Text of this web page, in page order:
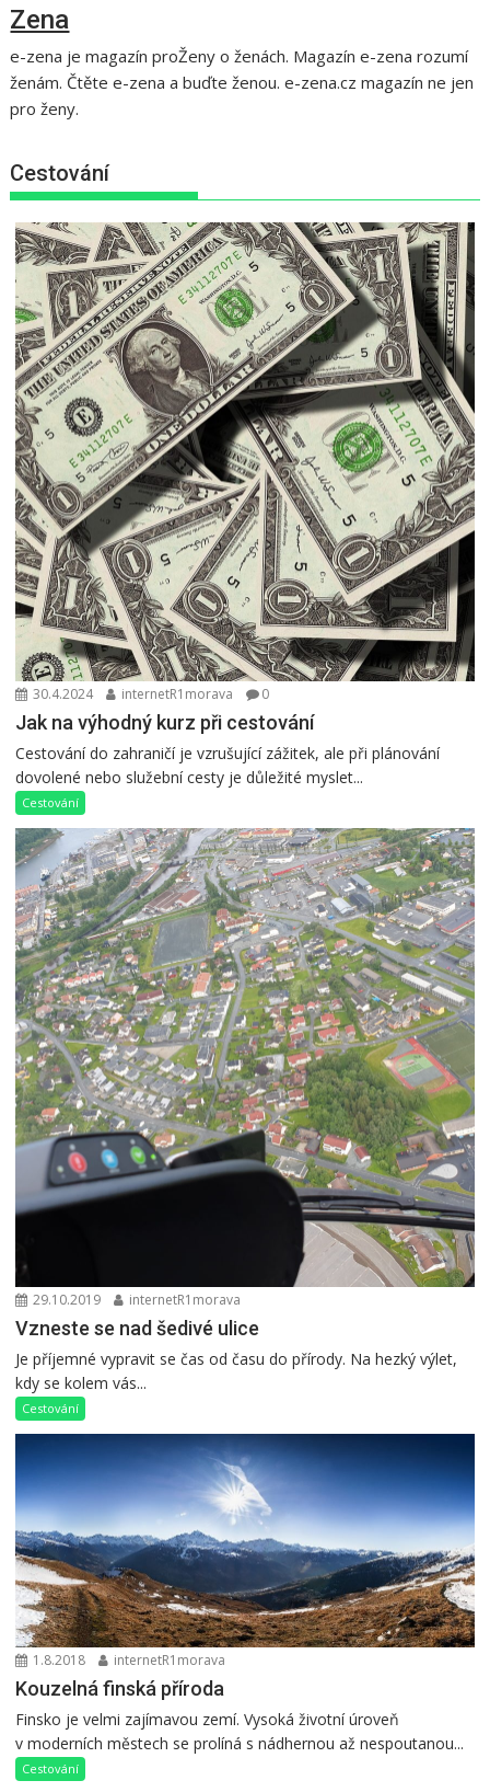
Zena
e-zena je magazín proŽeny o ženách. Magazín e-zena rozumí
ženám. Čtěte e-zena a buďte ženou. e-zena.cz magazín ne jen
pro ženy.
Cestování
30.4.2024 internetR1morava 0
Jak na výhodný kurz při cestování
Cestování do zahraničí je vzrušující zážitek, ale při plánování
dovolené nebo služební cesty je důležité myslet...
Cestování
29.10.2019 internetR1morava
Vzneste se nad šedivé ulice
Je příjemné vypravit se čas od času do přírody. Na hezký výlet,
kdy se kolem vás...
Cestování
1.8.2018 internetR1morava
Kouzelná finská příroda
Finsko je velmi zajímavou zemí. Vysoká životní úroveň
v moderních městech se prolíná s nádhernou až nespoutanou...
Cestování